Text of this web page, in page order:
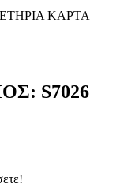
ΚΑΡΤΑ
S7026